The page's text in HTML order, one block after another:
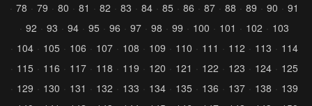
78
79 80 81 82 83 84 85 86 87 88 89 90
91
92
93 94 95 96 97 98 99 100 101 102
103
104
105 106 107 108 109 110 111 112 113
114
115
116 117 118 119 120 121 122 123 124
125
129
130 131 132 133 134 135 136 137 138
139